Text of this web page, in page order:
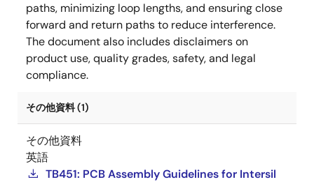
paths, minimizing loop lengths, and ensuring close
forward and return paths to reduce interference.
The document also includes disclaimers on
product use, quality grades, safety, and legal
compliance.
その他資料 (1)
その他資料
英語
TB451: PCB Assembly Guidelines for Intersil